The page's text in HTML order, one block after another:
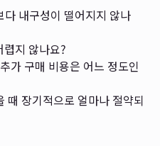
내구성이 떨어지지 않나
지 않나요?
가 구매 비용은 어느 정도인
때 장기적으로 얼마나 절약되